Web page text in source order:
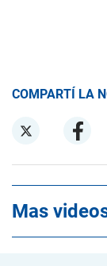
COMPARTÍ LA
Mas